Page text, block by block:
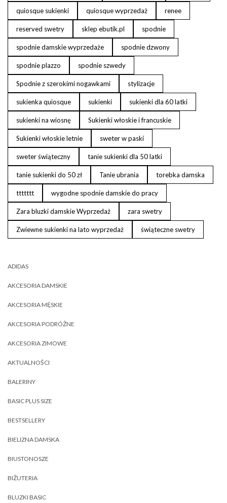
quiosque sukienki quiosque wyprzedaż renee
reserved swetry sklep ebutik.pl spodnie
spodnie damskie wyprzedaże spodnie dzwony
spodnie plazzo spodnie szwedy
Spodnie z szerokimi nogawkami stylizacje
sukienka quiosque sukienki sukienki dla 60 latki
sukienki na wiosnę Sukienki włoskie i francuskie
Sukienki włoskie letnie sweter w paski
sweter świąteczny tanie sukienki dla 50 latki
tanie sukienki do 50 zł Tanie ubrania torebka damska
ttttttt wygodne spodnie damskie do pracy
Zara bluzki damskie Wyprzedaż zara swetry
Zwiewne sukienki na lato wyprzedaż świąteczne swetry
ADIDAS
AKCESORIA DAMSKIE
AKCESORIA MĘSKIE
AKCESORIA PODRÓŻNE
AKCESORIA ZIMOWE
AKTUALNOŚCI
BALERINY
BASIC PLUS SIZE
BESTSELLERY
BIELIZNA DAMSKA
BIUSTONOSZE
BIŻUTERIA
BLUZKI BASIC